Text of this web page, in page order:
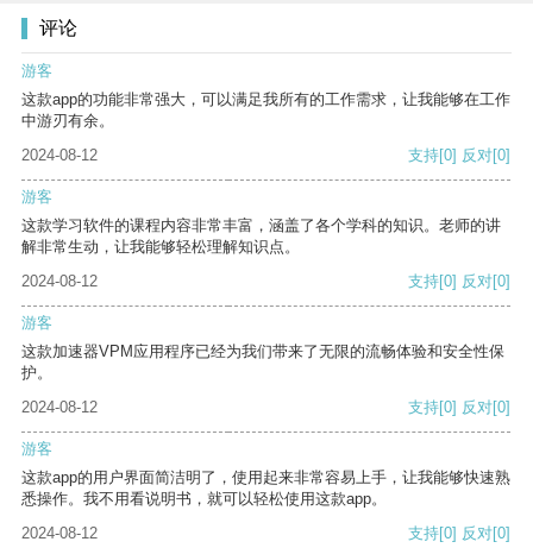
评论
游客
这款app的功能非常强大，可以满足我所有的工作需求，让我能够在工作
中游刃有余。
2024-08-12
支持[0] 反对[0]
游客
这款学习软件的课程内容非常丰富，涵盖了各个学科的知识。老师的讲
解非常生动，让我能够轻松理解知识点。
2024-08-12
支持[0] 反对[0]
游客
这款加速器VPM应用程序已经为我们带来了无限的流畅体验和安全性保
护。
2024-08-12
支持[0] 反对[0]
游客
这款app的用户界面简洁明了，使用起来非常容易上手，让我能够快速熟
悉操作。我不用看说明书，就可以轻松使用这款app。
2024-08-12
支持[0] 反对[0]